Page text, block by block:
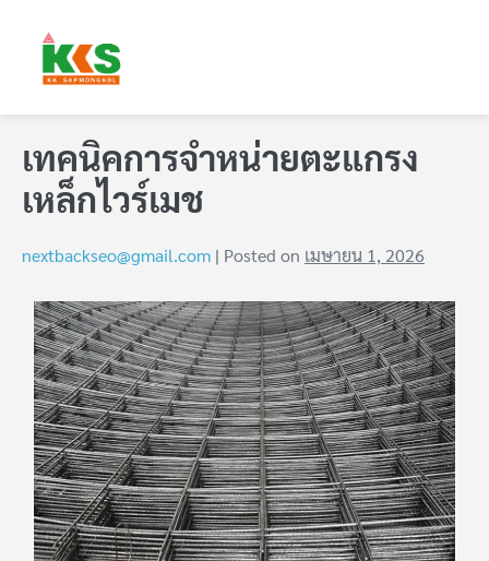
เทคนิคการจำหน่ายตะแกรง
เหล็กไวร์เมช
nextbackseo@gmail.com | Posted on เมษายน 1, 2026